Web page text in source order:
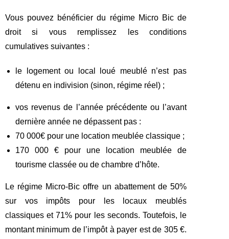
Vous pouvez bénéficier du régime Micro Bic de
droit si vous remplissez les conditions
cumulatives suivantes :
le logement ou local loué meublé n’est pas
détenu en indivision (sinon, régime réel) ;
vos revenus de l’année précédente ou l’avant
dernière année ne dépassent pas :
70 000€ pour une location meublée classique ;
170 000 € pour une location meublée de
tourisme classée ou de chambre d’hôte.
Le régime Micro-Bic offre un abattement de 50%
sur vos impôts pour les locaux meublés
classiques et 71% pour les seconds. Toutefois, le
montant minimum de l’impôt à payer est de 305 €.